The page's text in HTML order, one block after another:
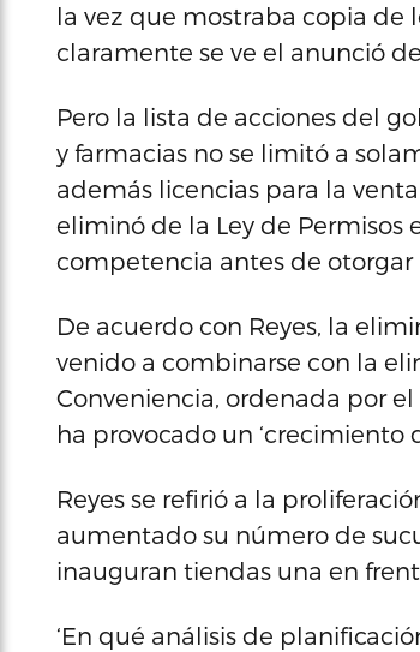
la vez que mostraba copia de
claramente se ve el anunció
Pero la lista de acciones del
y farmacias no se limitó a
además licencias para la
eliminó de la Ley de Permisos
competencia antes de otorgar
De acuerdo con Reyes, la
venido a combinarse con la
Conveniencia, ordenada por
ha provocado un ‘crecimiento
Reyes se refirió a la
aumentado su número de
inauguran tiendas una en
‘En qué análisis de